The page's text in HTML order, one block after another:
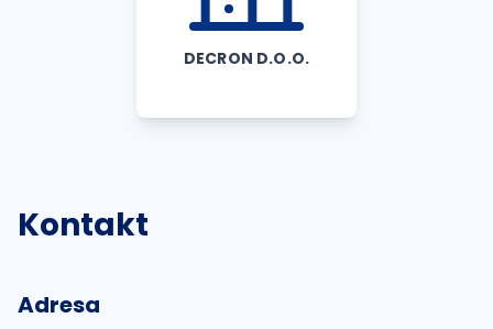
DECRON D.O.O.
Kontakt
Adresa